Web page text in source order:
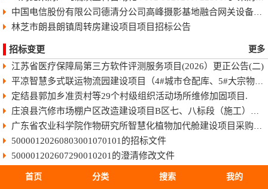
中国电信股份有限公司德清分公司高峰摄影基地融合网关设备采购项目-终止公告
林芝市朗县朗镇周转房建设项目项目招标公告
招标变更 更多
江苏省医疗保障局第三方软件评测服务项目(2026）更正公告(二)
平凉智慧多式联运物流园建设项目（4#城市仓配库、5#大宗物资库、场地强夯及地基处理）监理招标文件
定结县郭加乡准贡村等29个村级组织活动场所维修加固项目.
庄浪县汽修市场棚户区改造建设项目B区七、八标段（施工）招标文件
广东省农业科学院作物研究所智慧化植物加代舱建设项目采购更正公告（第一次）
50000120260803001070101的招标文件
500001202607290010201的澄清修改文件
50011420260806025010101的招标文件
首页 分类 搜索 我的